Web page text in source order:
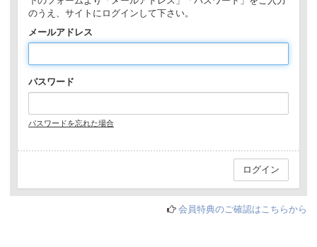
のうえ、サイトにログインして下さい。
メールアドレス
パスワード
パスワードを忘れた場合
会員特典のご確認はこちらから